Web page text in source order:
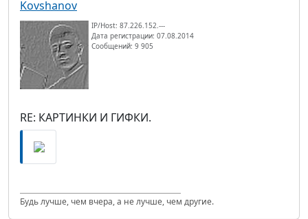
Kovshanov
IP/Host: 87.226.152.---
Дата регистрации: 07.08.2014
Сообщений: 9 905
RE: КАРТИНКИ И ГИФКИ.
Будь лучше, чем вчера, а не лучше, чем другие.